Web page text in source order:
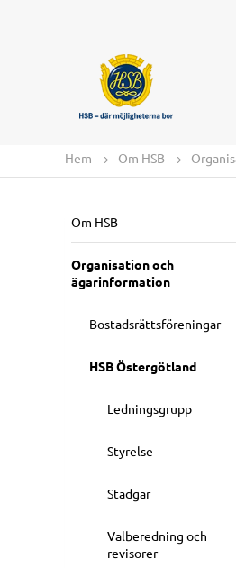
Hem Om HSB
Om HSB
Organisation och
ägarinformation
Bostadsrättsföreningar
HSB Östergötland
Ledningsgrupp
Styrelse
Stadgar
Valberedning och
revisorer